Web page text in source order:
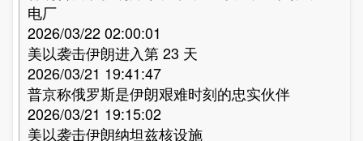
电厂
2026/03/22 02:00:01
美以袭击伊朗进入第 23 天
2026/03/21 19:41:47
普京称俄罗斯是伊朗艰难时刻的忠实伙伴
2026/03/21 19:15:02
美以袭击伊朗纳坦兹核设施